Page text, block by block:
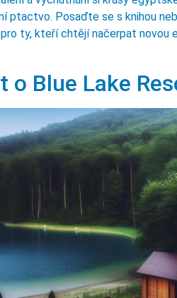
ptactvo. Posaďte se s knihou
ty, kteří chtějí načerpat novou
o Blue Lake